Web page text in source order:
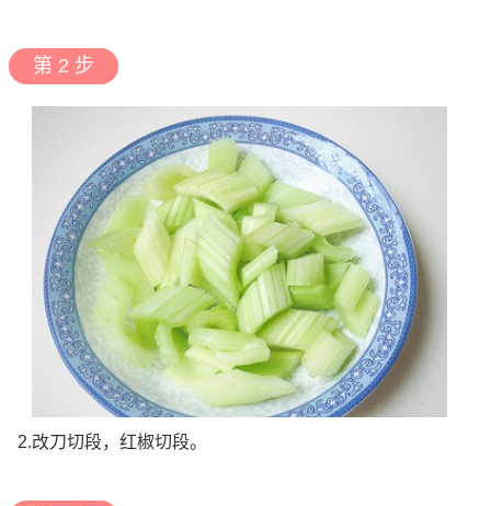
第 2 步
2.改刀切段，红椒切段。